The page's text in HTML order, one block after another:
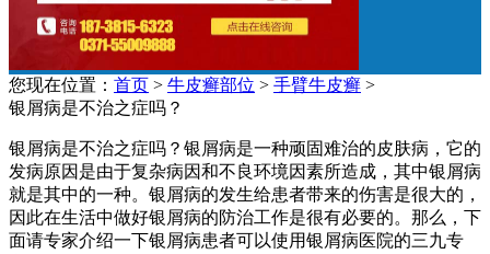
您现在位置： 首页 > 牛皮癣部位 > 手臂牛皮癣 >
银屑病是不治之症吗？
银屑病是不治之症吗？银屑病是一种顽固难治的皮肤病，它的
发病原因是由于复杂病因和不良环境因素所造成，其中银屑病
就是其中的一种。银屑病的发生给患者带来的伤害是很大的，
因此在生活中做好银屑病的防治工作是很有必要的。那么，下
面请专家介绍一下银屑病患者可以使用银屑病医院的三九专